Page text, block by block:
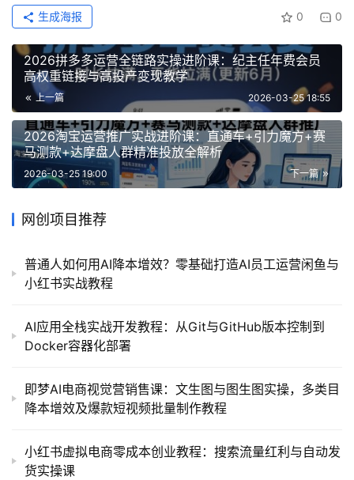
0 0
生成海报
2026拼多多运营全链路实操进阶课：纪主任年费会员
高权重链接与高投产变现教学
上一篇 2026-03-25 18:55
2026淘宝运营推广实战进阶课：直通车+引力魔方+赛
马测款+达摩盘人群精准投放全解析
下一篇
2026-03-25 19:00
网创项目推荐
普通人如何用AI降本增效？零基础打造AI员工运营闲鱼与
小红书实战教程
AI应用全栈实战开发教程：从Git与GitHub版本控制到
Docker容器化部署
即梦AI电商视觉营销售课：文生图与图生图实操，多类目
降本增效及爆款短视频批量制作教程
小红书虚拟电商零成本创业教程：搜索流量红利与自动发
货实操课